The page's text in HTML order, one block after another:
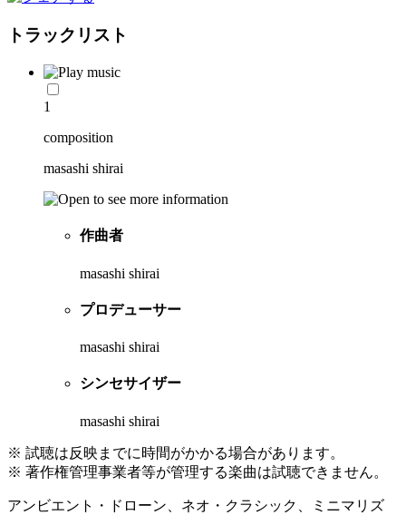
トラックリスト
1
composition
masashi shirai
作曲者
masashi shirai
プロデューサー
masashi shirai
シンセサイザー
masashi shirai
※ 試聴は反映までに時間がかかる場合があります。
※ 著作権管理事業者等が管理する楽曲は試聴できません。
アンビエント・ドローン、ネオ・クラシック、ミニマリズ